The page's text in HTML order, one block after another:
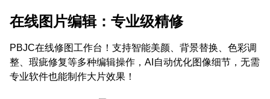
在线图片编辑：专业级精修
PBJC在线修图工作台！支持智能美颜、背景替换、色彩调
整、瑕疵修复等多种编辑操作，AI自动优化图像细节，无需
专业软件也能制作大片效果！